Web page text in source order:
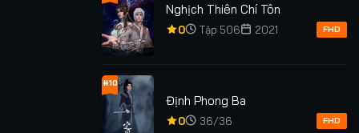
Nghịch Thiên Chí Tôn
0 Tập 506 2021 FHD
#10
Định Phong Ba
0 36/36 FHD